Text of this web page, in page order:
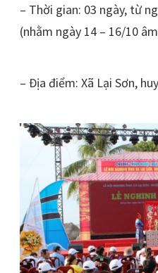
– Thời gian: 03 ngày, từ
(nhằm ngày 14 – 16/10
– Địa điểm: Xã Lại Sơn,